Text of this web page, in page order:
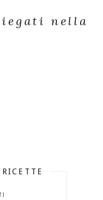
nella